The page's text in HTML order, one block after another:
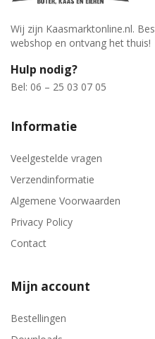
Wij zijn Kaasmarktonline.nl.
webshop en ontvang het thuis!
Hulp nodig?
Bel: 06 – 25 03 07 05
Informatie
Veelgestelde vragen
Verzendinformatie
Algemene Voorwaarden
Privacy Policy
Contact
Mijn account
Bestellingen